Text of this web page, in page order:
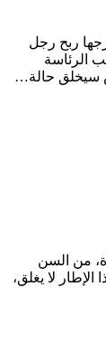
ربح رجل
الرئاسة
سيخلق حالة…
من السن
لا يغلق،